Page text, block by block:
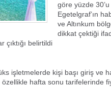
göre yüzde
Egetelgraf’ın
ve Altınkum
dikkat çektiği
çıktığı belirtildi
işletmelerde kişi başı giriş ve
hafta sonu tarifelerinde